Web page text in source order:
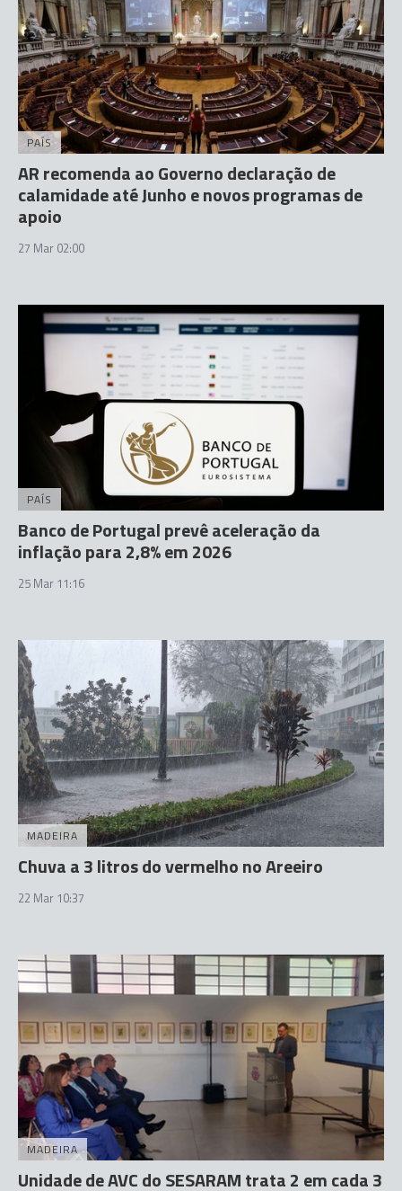
PAÍS
AR recomenda ao Governo declaração de
calamidade até Junho e novos programas de
apoio
27 Mar 02:00
PAÍS
Banco de Portugal prevê aceleração da
inflação para 2,8% em 2026
25 Mar 11:16
MADEIRA
Chuva a 3 litros do vermelho no Areeiro
22 Mar 10:37
MADEIRA
Unidade de AVC do SESARAM trata 2 em cada 3